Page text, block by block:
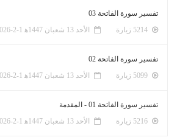
تفسير سورة الفاتحة 03
الأحد 13 شعبان 1447ﻫ 1-2-2026م
تفسير سورة الفاتحة 02
الأحد 13 شعبان 1447ﻫ 1-2-2026م
تفسير سورة الفاتحة 01 - المقدمة
الأحد 13 شعبان 1447ﻫ 1-2-2026م